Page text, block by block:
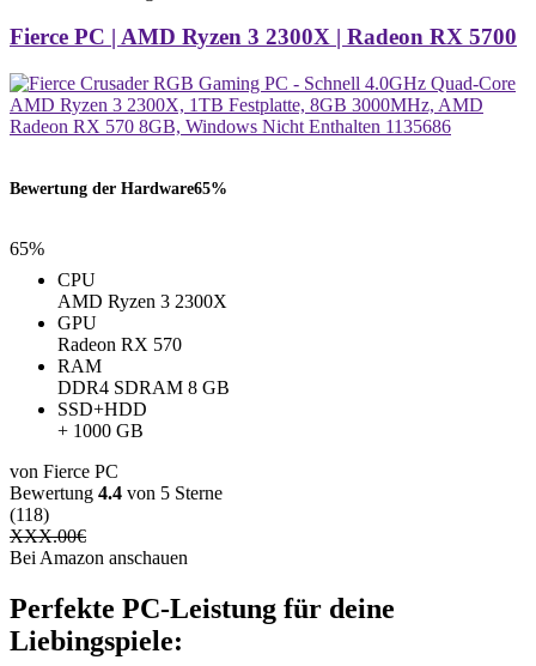
Fierce PC | AMD Ryzen 3 2300X | Radeon RX 5700
Bewertung der Hardware65%
65%
CPU
AMD Ryzen 3 2300X
GPU
Radeon RX 570
RAM
DDR4 SDRAM 8 GB
SSD+HDD
+ 1000 GB
von Fierce PC
Bewertung 4.4 von 5 Sterne
(118)
XXX.00€
Bei Amazon anschauen
Perfekte PC-Leistung für deine
Liebingspiele: